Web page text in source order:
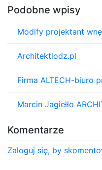
Podobne wpisy
Modify projektant
Architektlodz.pl
Firma ALTECH-biuro
Marcin Jagiełło
Komentarze
Zaloguj się, by